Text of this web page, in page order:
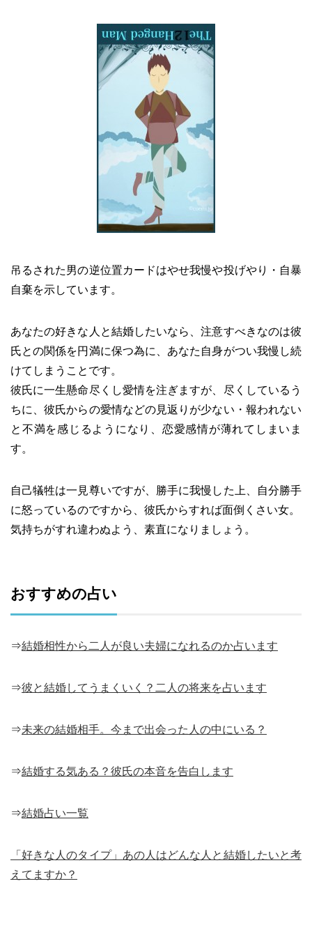
吊るされた男の逆位置カードはやせ我慢や投げやり・自暴
自棄を示しています。
あなたの好きな人と結婚したいなら、注意すべきなのは彼
氏との関係を円満に保つ為に、あなた自身がつい我慢し続
けてしまうことです。
彼氏に一生懸命尽くし愛情を注ぎますが、尽くしているう
ちに、彼氏からの愛情などの見返りが少ない・報われない
と不満を感じるようになり、恋愛感情が薄れてしまいま
す。
自己犠牲は一見尊いですが、勝手に我慢した上、自分勝手
に怒っているのですから、彼氏からすれば面倒くさい女。
気持ちがすれ違わぬよう、素直になりましょう。
おすすめの占い
⇒結婚相性から二人が良い夫婦になれるのか占います
⇒彼と結婚してうまくいく？二人の将来を占います
⇒未来の結婚相手。今まで出会った人の中にいる？
⇒結婚する気ある？彼氏の本音を告白します
⇒結婚占い一覧
「好きな人のタイプ」あの人はどんな人と結婚したいと考
えてますか？